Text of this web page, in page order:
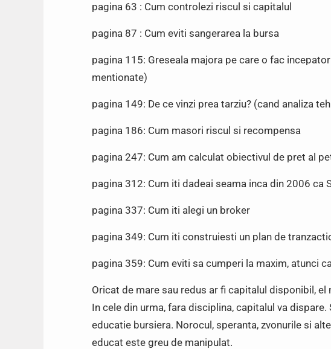
pagina 63 : Cum controlezi riscul si capitalul
pagina 87 : Cum eviti sangerarea la bursa
pagina 115: Greseala majora pe care o fac
mentionate)
pagina 149: De ce vinzi prea tarziu? (cand analiza
pagina 186: Cum masori riscul si recompensa
pagina 247: Cum am calculat obiectivul de pret al
pagina 312: Cum iti dadeai seama inca din 2006 ca
pagina 337: Cum iti alegi un broker
pagina 349: Cum iti construiesti un plan de
pagina 359: Cum eviti sa cumperi la maxim, atunci
Oricat de mare sau redus ar fi capitalul disponibil, el
In cele din urma, fara disciplina, capitalul va
educatie bursiera. Norocul, speranta, zvonurile si
educat este greu de manipulat.